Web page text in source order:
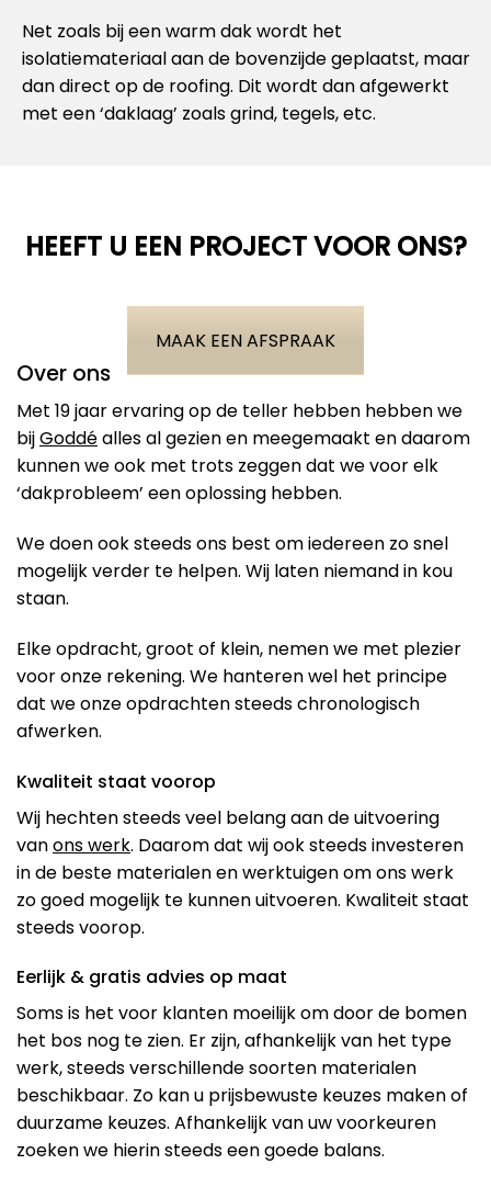
Net zoals bij een warm dak wordt het
isolatiemateriaal aan de bovenzijde geplaatst, maar
dan direct op de roofing. Dit wordt dan afgewerkt
met een ‘daklaag’ zoals grind, tegels, etc.
HEEFT U EEN PROJECT VOOR ONS?
MAAK EEN AFSPRAAK
Over ons
Met 19 jaar ervaring op de teller hebben hebben we
bijGoddéalles al gezien en meegemaakt en daarom
kunnen we ook met trots zeggen dat we voor elk
‘dakprobleem’ een oplossing hebben.
We doen ook steeds ons best om iedereen zo snel
mogelijk verder te helpen. Wij laten niemand in kou
staan.
Elke opdracht, groot of klein, nemen we met plezier
voor onze rekening. We hanteren wel het principe
dat we onze opdrachten steeds chronologisch
afwerken.
Kwaliteit staat voorop
Wij hechten steeds veel belang aan de uitvoering
vanons werk. Daarom dat wij ook steeds investeren
in de beste materialen en werktuigen om ons werk
zo goed mogelijk te kunnen uitvoeren. Kwaliteit staat
steeds voorop.
Eerlijk & gratis advies op maat
Soms is het voor klanten moeilijk om door de bomen
het bos nog te zien. Er zijn, afhankelijk van het type
werk, steeds verschillende soorten materialen
beschikbaar. Zo kan u prijsbewuste keuzes maken of
duurzame keuzes. Afhankelijk van uw voorkeuren
zoeken we hierin steeds een goede balans.